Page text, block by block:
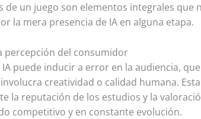
de un juego son elementos integrales que
la mera presencia de IA en alguna etapa.
percepción del consumidor
puede inducir a error en la audiencia,
creatividad o calidad humana.
la reputación de los estudios y la
competitivo y en constante evolución.